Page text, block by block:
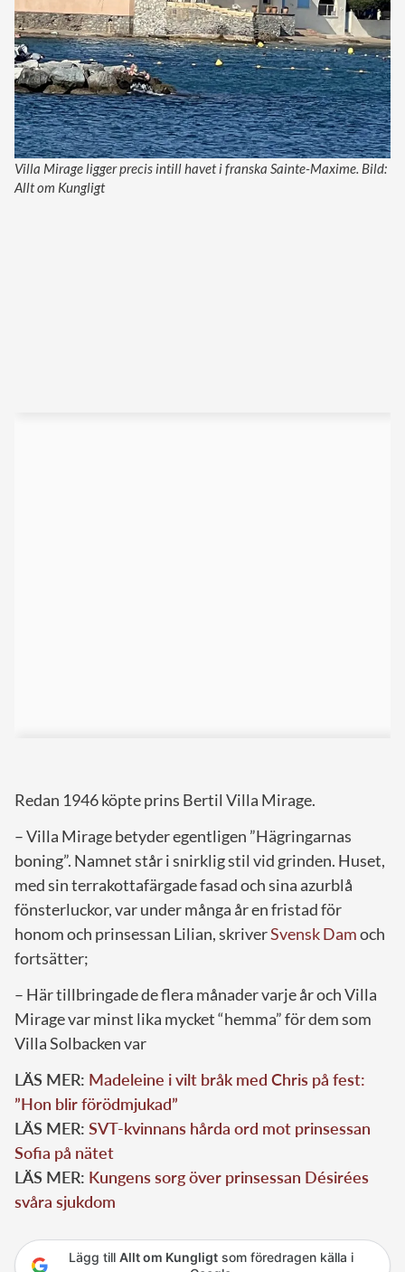
Villa Mirage ligger precis intill havet i franska Sainte-Maxime. Bild:
Allt om Kungligt
Redan 1946 köpte prins Bertil Villa Mirage.
– Villa Mirage betyder egentligen ”Hägringarnas
boning”. Namnet står i snirklig stil vid grinden. Huset,
med sin terrakottafärgade fasad och sina azurblå
fönsterluckor, var under många år en fristad för
honom och prinsessan Lilian, skriverSvensk Damoch
fortsätter;
– Här tillbringade de flera månader varje år och Villa
Mirage var minst lika mycket “hemma” för dem som
Villa Solbacken var
LÄS MER: Madeleine i vilt bråk med Chris på fest:
”Hon blir förödmjukad”
LÄS MER: SVT-kvinnans hårda ord mot prinsessan
Sofia på nätet
LÄS MER: Kungens sorg över prinsessan Désirées
svåra sjukdom
Lägg till Allt om Kungligtsom föredragen källa i